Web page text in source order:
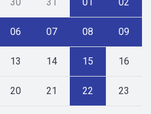
06 07 08 09
13 14 15 16
20 21 22 23